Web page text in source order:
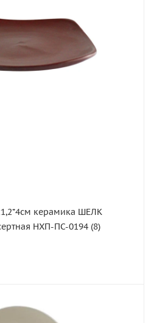
керамика ШЕЛК
НХП-ПС-0194 (8)